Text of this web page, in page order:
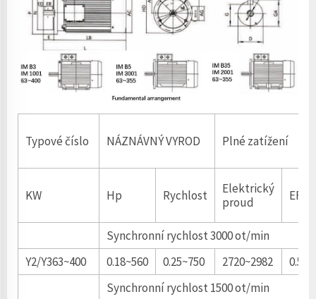
Typové číslo NÁZNÁVNÝ VYROD Plné zatížení
KW Hp Rychlost
Elektrický
proud
EFF
Synchronní rychlost 3000 ot/min
Y2/Y363~400
0.18~560 0.25~750 2720~2982
Synchronní rychlost 1500 ot/min